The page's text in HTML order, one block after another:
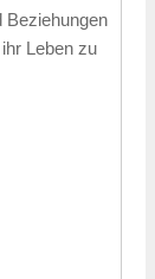
Beziehungen
Leben zu